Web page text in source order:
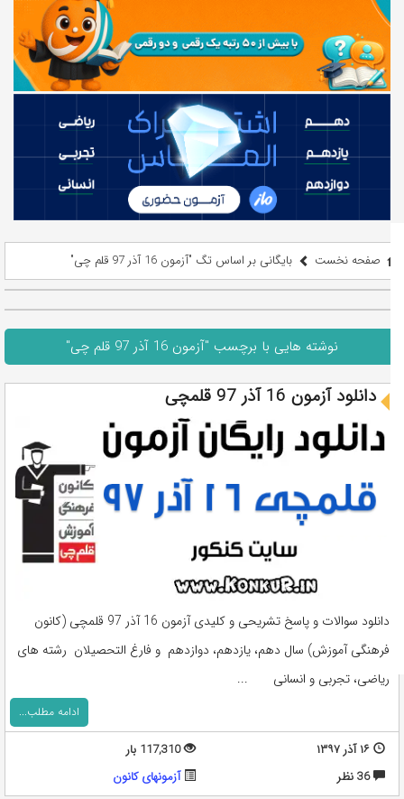
صفحه نخست بایگانی بر اساس تگ "آزمون 16 آذر 97 قلم چی"
نوشته هایی با برچسب "آزمون 16 آذر 97 قلم چی"
دانلود آزمون 16 آذر 97 قلمچی
دانلود سوالات و پاسخ تشریحی و کلیدی آزمون 16 آذر 97 قلمچی (کانون
فرهنگی آموزش) سال دهم، یازدهم، دوازدهم و فارغ التحصیلان رشته های
ریاضی، تجربی و انسانی ...
ادامه مطلب...
۱۶ آذر ۱۳۹۷
117,310 بار
36 نظر
آزمونهای کانون